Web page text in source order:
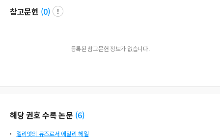
참고문헌 (0)
등록된 참고문헌 정보가 없습니다.
해당 권호 수록 논문 (6)
엘리엇의 뮤즈로서 에밀리 헤일